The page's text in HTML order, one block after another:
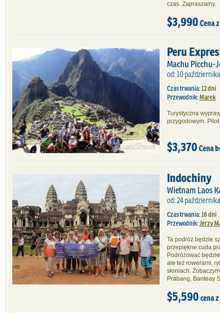
czas. Zapraszamy.
$3,990 Cena
Peru
Machu Picchu-
od: 10
Czas trwania:12 dni
Przewodnik:Marek
Turystyczna
przygodowym.
$3,370 Cena
Indochiny
Wietnam Laos
od: 24
Czas trwania:16 dni
Przewodnik:Jerzy
Ta podróż będzie
przepiękne cuda
Podróżować
ale też rowerami,
słoniach.
Prabang, Banteay
$5,590 cena